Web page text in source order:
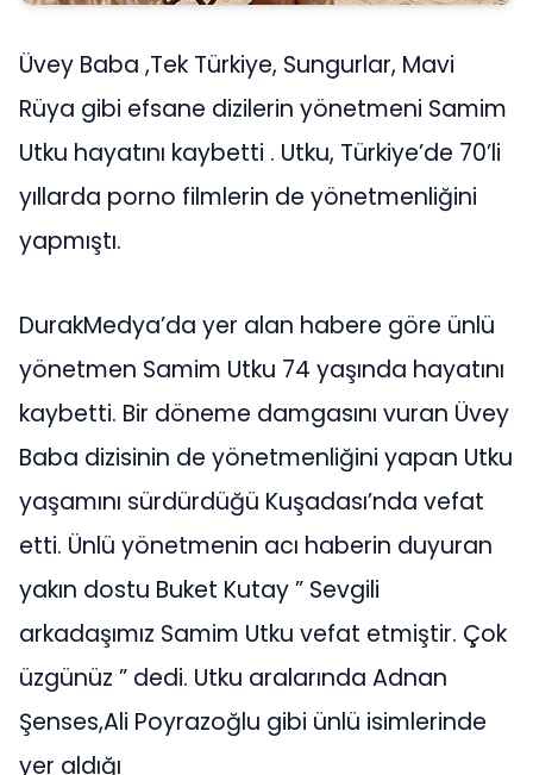
Üvey Baba ,Tek Türkiye, Sungurlar, Mavi
Rüya gibi efsane dizilerin yönetmeni Samim
Utku hayatını kaybetti . Utku, Türkiye’de 70’li
yıllarda porno filmlerin de yönetmenliğini
yapmıştı.
DurakMedya’da yer alan habere göre ünlü
yönetmen Samim Utku 74 yaşında hayatını
kaybetti. Bir döneme damgasını vuran Üvey
Baba dizisinin de yönetmenliğini yapan Utku
yaşamını sürdürdüğü Kuşadası’nda vefat
etti. Ünlü yönetmenin acı haberin duyuran
yakın dostu Buket Kutay ” Sevgili
arkadaşımız Samim Utku vefat etmiştir. Çok
üzgünüz ” dedi. Utku aralarında Adnan
Şenses,Ali Poyrazoğlu gibi ünlü isimlerinde
yer aldığı